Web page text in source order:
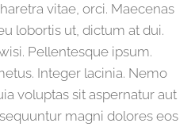
vitae, orci. Maecenas
lobortis ut, dictum at dui.
Pellentesque ipsum.
Integer lacinia. Nemo
voluptas sit aspernatur aut
magni dolores eos